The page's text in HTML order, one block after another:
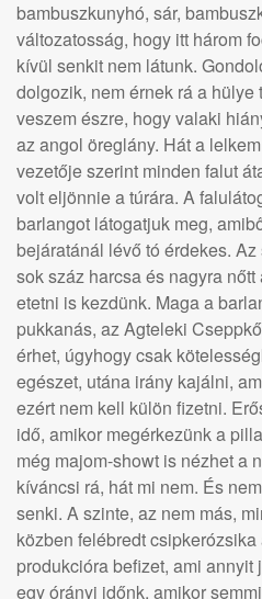
bambuszkunyhó, sár,
változatosság, hogy itt három
kívül senkit nem látunk.
dolgozik, nem érnek rá a
veszem észre, hogy valaki
az angol öreglány. Hát a
vezetője szerint minden falut
volt eljönnie a túrára. A
barlangot látogatjuk meg,
bejáratánál lévő tó érdekes.
sok száz harcsa és nagyra
etetni is kezdünk. Maga a
pukkanás, az Agteleki
érhet, úgyhogy csak
egészet, utána irány kajálni,
ezért nem kell külön fizetni.
idő, amikor megérkezünk a
még majom-showt is nézhet a
kíváncsi rá, hát mi nem. És
senki. A szinte, az nem más,
közben felébredt
produkcióra befizet, ami
egy órányi időnk, amikor